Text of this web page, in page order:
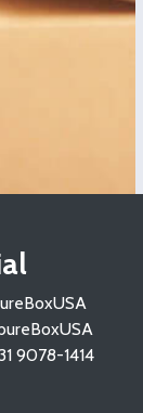
9078-1414